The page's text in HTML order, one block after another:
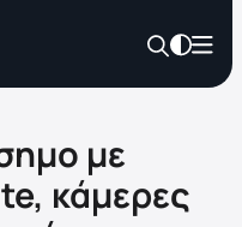
με
κάμερες